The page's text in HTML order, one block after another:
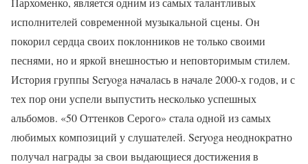
исполнителей современной музыкальной сцены. Он
покорил сердца своих поклонников не только своими
песнями, но и яркой внешностью и неповторимым стилем.
История группы Seryoga началась в начале 2000-х годов, и с
тех пор они успели выпустить несколько успешных
альбомов. «50 Оттенков Серого» стала одной из самых
любимых композиций у слушателей. Seryoga неоднократно
получал награды за свои выдающиеся достижения в